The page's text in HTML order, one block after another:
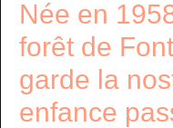
Née en
forêt de
garde la
enfance